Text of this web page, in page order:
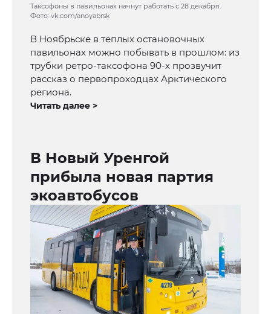
Таксофоны в павильонах начнут работать с 28 декабря.
Фото: vk.com/anoyabrsk
В Ноябрьске в теплых остановочных
павильонах можно побывать в прошлом: из
трубки ретро-таксофона 90-х прозвучит
рассказ о первопроходцах Арктического
региона.
Читать далее >
В Новый Уренгой
прибыла новая партия
экоавтобусов